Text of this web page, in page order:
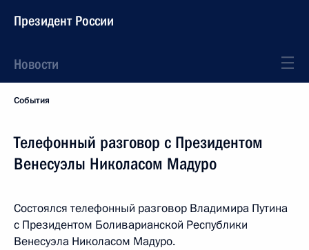
Президент России
Новости
События
Телефонный разговор с Президентом
Венесуэлы Николасом Мадуро
Состоялся телефонный разговор Владимира Путина
с Президентом Боливарианской Республики
Венесуэла Николасом Мадуро.